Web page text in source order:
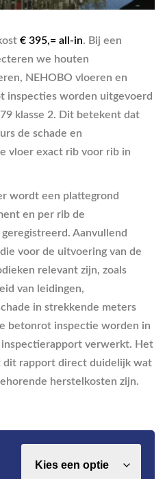
€ 395,= all-in. Bij een
we houten
NEHOBO vloeren en
inspecties worden uitgevoerd
klasse 2. Dit betekent dat
de schade en
vloer exact rib voor rib in
wordt een plattegrond
en per rib de
Aanvullend
voor de uitvoering van de
relevant zijn, zoals
van leidingen,
in strekkende meters
betonrot inspectie worden in
verwerkt. Het
dit rapport direct duidelijk wat
herstelkosten zijn.